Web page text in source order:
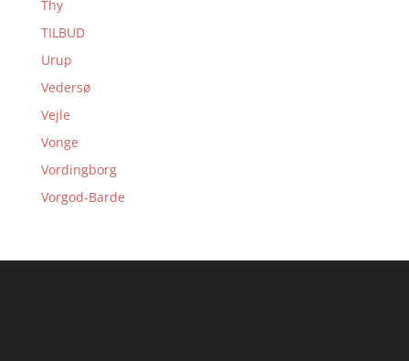
Thy
TILBUD
Urup
Vedersø
Vejle
Vonge
Vordingborg
Vorgod-Barde